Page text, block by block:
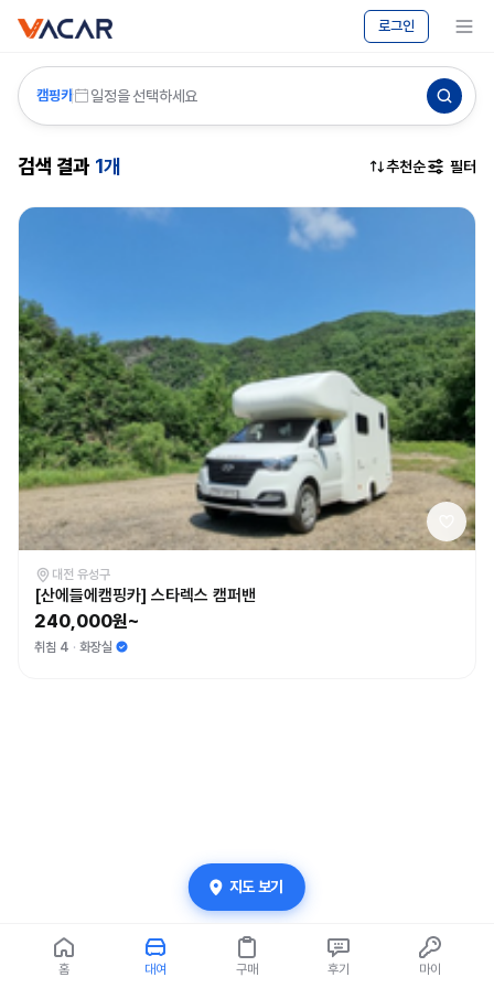
로그인
메뉴 보기
대여
바카르
캠핑카 일정을 선택하세요
검색 결과 1개 추천순 필터
대전 유성구
[산에들에캠핑카] 스타렉스 캠퍼밴
240,000원~
취침 4 화장실
지도 보기
홈 대여 구매 후기 마이